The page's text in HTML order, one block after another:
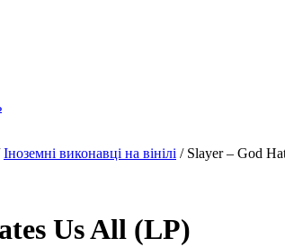
Іноземні виконавці на вінілі / Slayer – God
Us All (LP)